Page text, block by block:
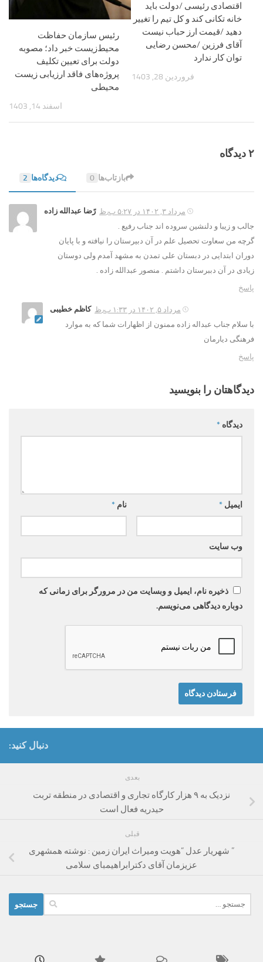
رئیس سازمان حفاظت
محیط‌زیست خبر داد؛ مصوبه
دولت برای تعیین تکلیف
پروژه‌های فاقد ارزیابی زیست‌
محیطی
اسفند 14, 1403
اقتصادی رئیسی /دولت باید
خانه تکانی کند و کل تیم را تغییر
دهید /قیمت ارز حباب نیست
آقای فرزین /محسن رضایی
توان کار ندارد
فروردین 28, 1403
۲ دیدگاه‌
دیدگاه‌ها 2 بازتاب‌ها 0
رًضا عبدالله زاده
مرداد ۳, ۱۴۰۲ در ۵:۲۷ ب٫ظ
جالب و زیبا و دلنشین سروده اند جناب رفیع .
گرچه من سعاوت تحصیل علم در آن دبیرستان را نیافته و با پایان
دوران ابتدایی در دبستان علی تمدن به مشهد آمدم ولی دوستان
زیادی در آن دببرستان داشتم . منصور عبدالله زاده .
پاسخ
کاظم خطیبی
مرداد ۵, ۱۴۰۲ در ۱:۳۳ ب٫ظ
با سلام جناب عبداله زاده ممنون از اظهارات شما که به موارد
فرهنگی دیارمان
پاسخ
دیدگاهتان را بنویسید
دیدگاه *
نام * ایمیل *
وب‌ سایت
ذخیره نام، ایمیل و وبسایت من در مرورگر برای زمانی که
دوباره دیدگاهی می‌نویسم.
دنبال کنید:
بعدی
نزدیک به ۹ هزار کارگاه تجاری و اقتصادی در منطقه تربت
حیدریه فعال است
قبلی
” شهریار عدل “هویت ومیراث ایران زمین : نوشته همشهری
عزیزمان آقای دکترابراهیمبای سلامی
برای: